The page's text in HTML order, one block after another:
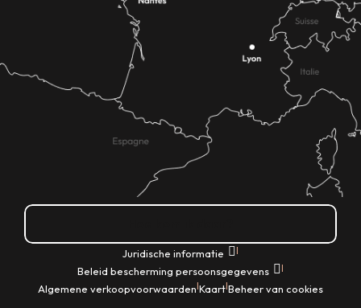
Juridische informatie |
Beleid bescherming persoonsgegevens |
Algemene verkoopvoorwaarden|Kaart|Beheer van cookies